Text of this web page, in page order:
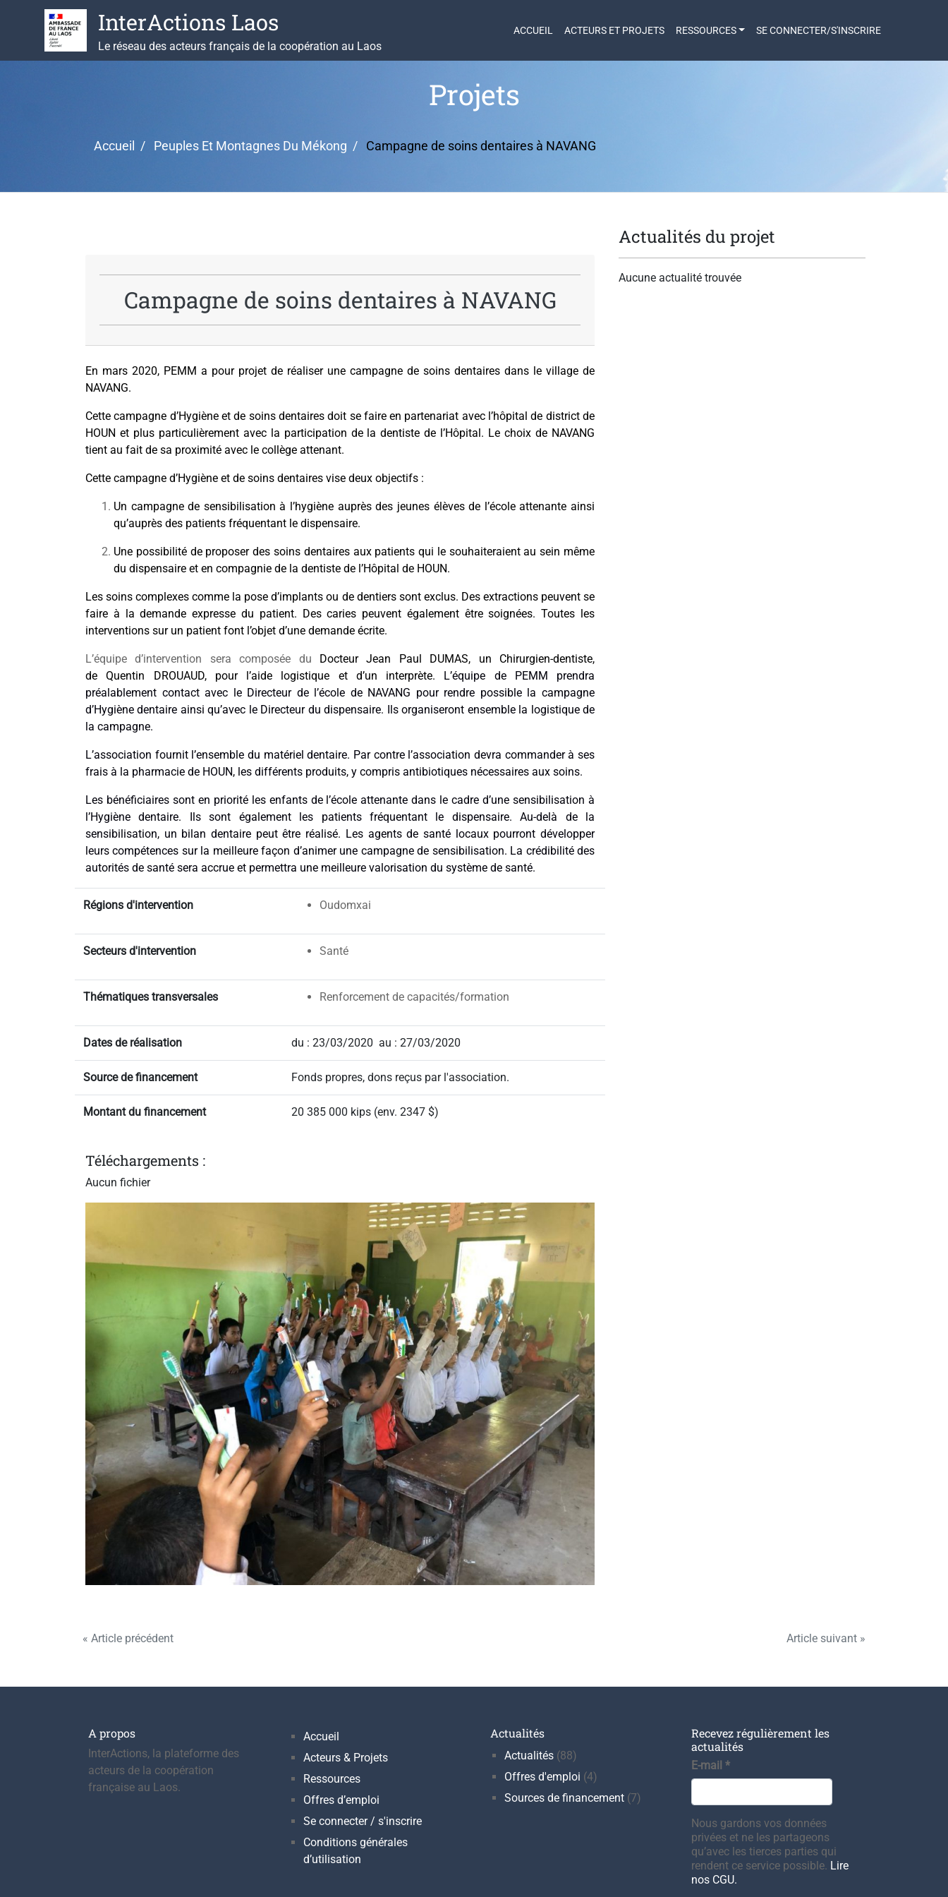
InterActions Laos
Le réseau des acteurs français de la coopération au Laos
ACCUEIL ACTEURS ET PROJETS RESSOURCES SE CONNECTER/S'INSCRIRE
Projets
Accueil Peuples Et Montagnes Du Mékong Campagne de soins dentaires à NAVANG
Campagne de soins dentaires à NAVANG
En mars 2020, PEMM a pour projet de réaliser une campagne de soins dentaires dans le village de
NAVANG.
Cette campagne d’Hygiène et de soins dentaires doit se faire en partenariat avec l’hôpital de district de
HOUN et plus particulièrement avec la participation de la dentiste de l’Hôpital. Le choix de NAVANG
tient au fait de sa proximité avec le collège attenant.
Cette campagne d’Hygiène et de soins dentaires vise deux objectifs :
Un campagne de sensibilisation à l’hygiène auprès des jeunes élèves de l’école attenante ainsi
qu’auprès des patients fréquentant le dispensaire.
Une possibilité de proposer des soins dentaires aux patients qui le souhaiteraient au sein même
du dispensaire et en compagnie de la dentiste de l’Hôpital de HOUN.
Les soins complexes comme la pose d’implants ou de dentiers sont exclus. Des extractions peuvent se
faire à la demande expresse du patient. Des caries peuvent également être soignées. Toutes les
interventions sur un patient font l’objet d’une demande écrite.
L’équipe d’intervention sera composée du Docteur Jean Paul DUMAS, un Chirurgien-dentiste,
deQuentin DROUAUD, pour l’aide logistique et d’un interprète. L’équipe de PEMM prendra
préalablement contact avec le Directeur de l’école de NAVANG pour rendre possible la campagne
d’Hygiène dentaire ainsi qu’avec le Directeur du dispensaire. Ils organiseront ensemble la logistique de
la campagne.
L’association fournit l’ensemble du matériel dentaire. Par contre l’association devra commander à ses
frais à la pharmacie de HOUN, les différents produits, y compris antibiotiques nécessaires aux soins.
Les bénéficiaires sont en priorité les enfants de l’école attenante dans le cadre d’une sensibilisation à
l’Hygiène dentaire. Ils sont également les patients fréquentant le dispensaire. Au-delà de la
sensibilisation, un bilan dentaire peut être réalisé. Les agents de santé locaux pourront développer
leurs compétences sur la meilleure façon d’animer une campagne de sensibilisation. La crédibilité des
autorités de santé sera accrue et permettra une meilleure valorisation du système de santé.
Régions d'intervention Oudomxai
Secteurs d'intervention Santé
Thématiques transversales Renforcement de capacités/formation
Dates de réalisation du : 23/03/2020 au : 27/03/2020
Source de financement Fonds propres, dons reçus par l'association.
Montant du financement 20 385 000 kips (env. 2347 $)
Téléchargements :
Aucun fichier
Actualités du projet
Aucune actualité trouvée
Navigation
l’article
« Article précédent Article suivant »
A propos
InterActions, la plateforme des
acteurs de la coopération
française au Laos.
Accueil
Acteurs & Projets
Ressources
Offres d’emploi
Se connecter / s'inscrire
Conditions générales
d’utilisation
Actualités
Actualités (88)
Offres d'emploi (4)
Sources de financement (7)
Recevez régulièrement les
actualités
E-mail *
Nous gardons vos données
privées et ne les partageons
qu’avec les tierces parties qui
rendent ce service possible. Lire
nos CGU.